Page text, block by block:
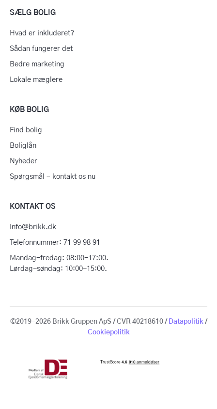
SÆLG BOLIG
Hvad er inkluderet?
Sådan fungerer det
Bedre marketing
Lokale mæglere
KØB BOLIG
Find bolig
Boliglån
Nyheder
Spørgsmål – kontakt os nu
KONTAKT OS
Info@brikk.dk
Telefonnummer: 71 99 98 91
Mandag-fredag: 08:00-17:00.
Lørdag-søndag: 10:00-15:00.
©2019-2026 Brikk Gruppen ApS / CVR 40218610 / Datapolitik/
Cookiepolitik